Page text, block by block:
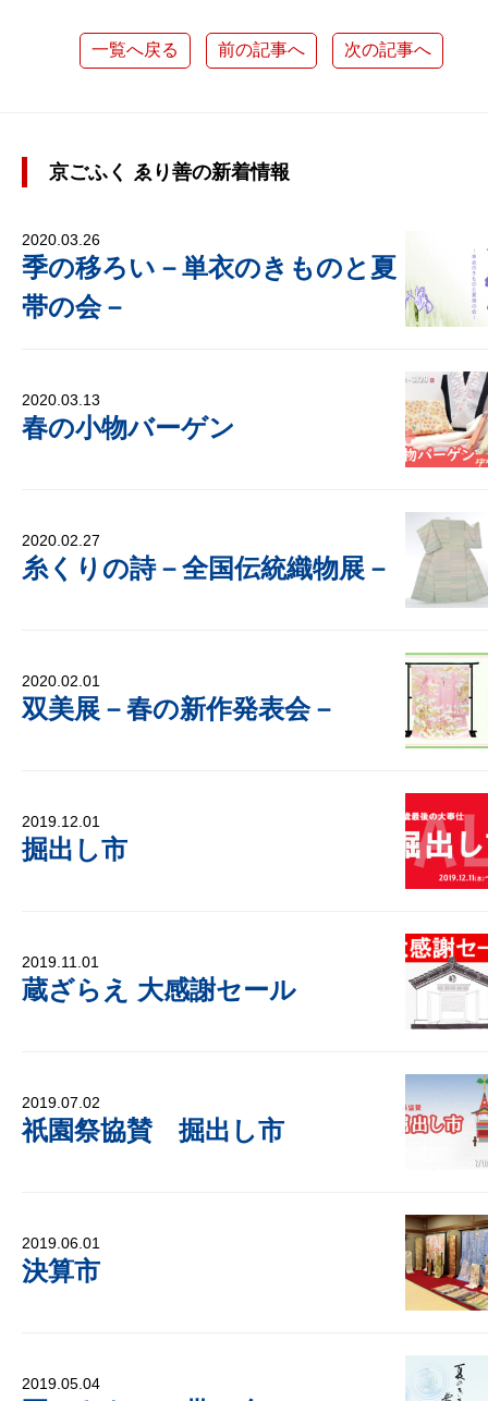
一覧へ戻る 前の記事へ 次の記事へ
京ごふく ゑり善の新着情報
2020.03.26
季の移ろい－単衣のきものと夏
帯の会－
2020.03.13
春の小物バーゲン
2020.02.27
糸くりの詩－全国伝統織物展－
2020.02.01
双美展－春の新作発表会－
2019.12.01
掘出し市
2019.11.01
蔵ざらえ 大感謝セール
2019.07.02
祇園祭協賛 掘出し市
2019.06.01
決算市
2019.05.04